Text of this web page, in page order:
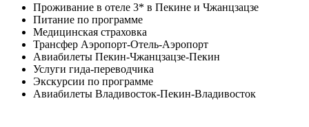
Проживание в отеле 3* в Пекине и Чжанцзацзе
Питание по программе
Медицинская страховка
Трансфер Аэропорт-Отель-Аэропорт
Авиабилеты Пекин-Чжанцзацзе-Пекин
Услуги гида-переводчика
Экскурсии по программе
Авиабилеты Владивосток-Пекин-Владивосток